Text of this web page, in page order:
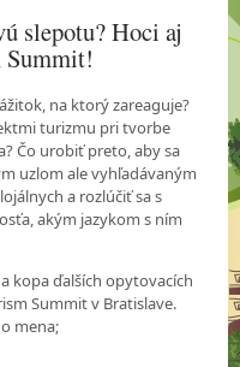
slepotu? Hoci aj
na ktorý zareaguje?
turizmu pri tvorbe
Čo urobiť preto, aby sa
uzlom ale vyhľadávaným
a rozlúčiť sa s
akým jazykom s ním
kopa ďalších opytovacích
Summit v Bratislave.
mena;